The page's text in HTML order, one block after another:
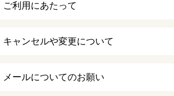
ご利用にあたって
キャンセルや変更について
メールについてのお願い